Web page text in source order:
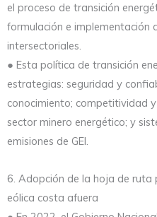
el proceso de transición
formulación e implementación
intersectoriales.
● Esta política de transición
estrategias: seguridad y
conocimiento; competitividad
sector minero energético; y
emisiones de GEI.
6. Adopción de la hoja de ruta
eólica costa afuera